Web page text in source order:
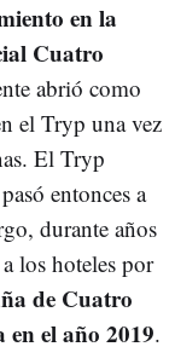
en la
Cuatro
abrió como
el Tryp una vez
El Tryp
entonces a
durante años
los hoteles por
de Cuatro
el año 2019.